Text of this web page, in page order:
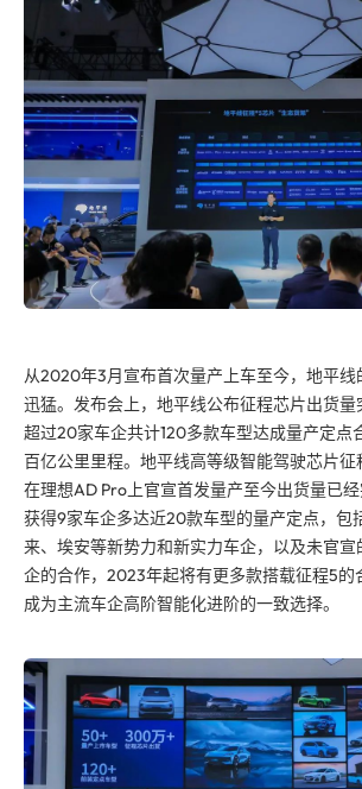
从2020年3月宣布首次量产上车至今，地平
迅猛。发布会上，地平线公布征程芯片出货
超过20家车企共计120多款车型达成量产定点
百亿公里里程。地平线高等级智能驾驶芯片
在理想AD Pro上官宣首发量产至今出货量已
获得9家车企多达近20款车型的量产定点，包
来、埃安等新势力和新实力车企，以及未官
企的合作，2023年起将有更多款搭载征程5的
成为主流车企高阶智能化进阶的一致选择。